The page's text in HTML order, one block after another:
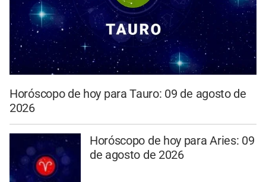
Horóscopo de hoy para Tauro: 09 de agosto de
2026
Horóscopo de hoy para Aries: 09
de agosto de 2026